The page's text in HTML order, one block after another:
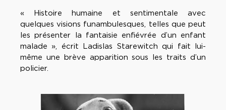
« Histoire humaine et sentimentale avec
quelques visions funambulesques, telles que peut
les présenter la fantaisie enfiévrée d’un enfant
malade », écrit Ladislas Starewitch qui fait lui-
même une brève apparition sous les traits d’un
policier.